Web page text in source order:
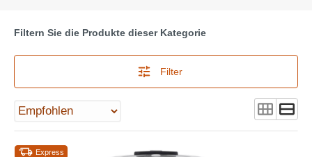
Filtern Sie die Produkte dieser Kategorie
Filter
Express